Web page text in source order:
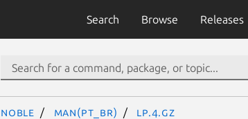
Search Browse Releases
noble man(pt_BR) lp.4.gz